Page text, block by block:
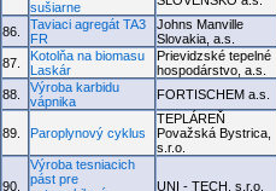
sušiarne
86.
Taviaci agregát TA3
FR
Johns Manville
Slovakia, a.s.
87.
Kotolňa na biomasu
Laskár
Prievidzské tepelné
hospodárstvo, a.s.
88.
Výroba karbidu
vápnika
FORTISCHEM a.s.
89. Paroplynový cyklus
TEPLÁREŇ
Považská Bystrica,
s.r.o.
90.
Výroba tesniacich
pást pre
UNI - TECH, s.r.o.